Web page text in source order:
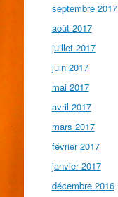
septembre 2017
août 2017
juillet 2017
juin 2017
mai 2017
avril 2017
mars 2017
février 2017
janvier 2017
décembre 2016